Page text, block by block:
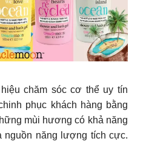
chăm sóc cơ thể uy tín
phục khách hàng bằng
mùi hương có khả năng
nguồn năng lượng tích cực.